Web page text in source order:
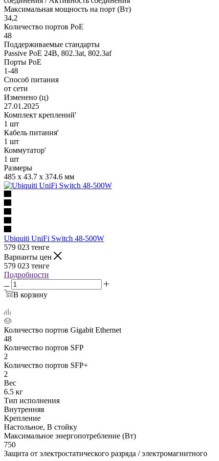
Максимальная мощность на порт (Вт)
34,2
Количество портов PoE
48
Поддерживаемые стандарты
Passive PoE 24В, 802.3at, 802.3af
Порты PoE
1-48
Способ питания
от сети
Изменено (ц)
27.01.2025
Комплект креплений'
1 шт
Кабель питания'
1 шт
Коммутатор'
1 шт
Размеры
485 x 43.7 x 374.6 мм
Ubiquiti UniFi Switch 48-500W
579 023 тенге
Варианты цен
579 023 тенге
Подробности
В корзину
Количество портов Gigabit Ethernet
48
Количество портов SFP
2
Количество портов SFP+
2
Вес
6.5 кг
Тип исполнения
Внутренняя
Крепление
Настольное, В стойку
Максимальное энергопотребление (Вт)
750
Защита от электростатического разряда / электромагнитного